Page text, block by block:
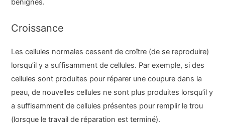
bénignes.
Croissance
Les cellules normales cessent de croître (de se reproduire)
lorsqu’il y a suffisamment de cellules. Par exemple, si des
cellules sont produites pour réparer une coupure dans la
peau, de nouvelles cellules ne sont plus produites lorsqu’il y
a suffisamment de cellules présentes pour remplir le trou
(lorsque le travail de réparation est terminé).